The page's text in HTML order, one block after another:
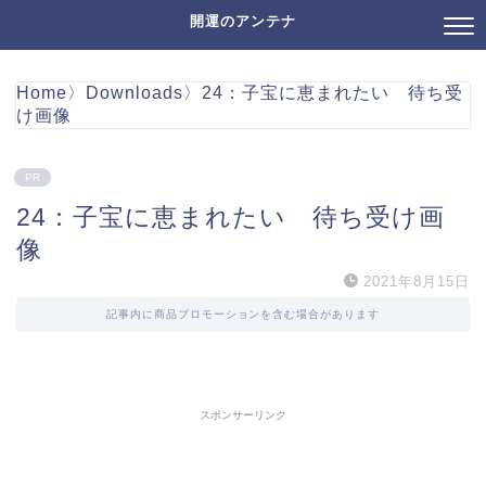
開運のアンテナ
Home〉 Downloads〉 24：子宝に恵まれたい 待ち受
け画像
PR
24：子宝に恵まれたい 待ち受け画
像
2021年8月15日
記事内に商品プロモーションを含む場合があります
スポンサーリンク